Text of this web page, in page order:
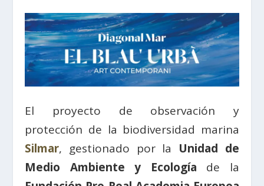
El proyecto de observación y
protección de la biodiversidad marina
Silmar, gestionado por la Unidad de
Medio Ambiente y Ecología de la